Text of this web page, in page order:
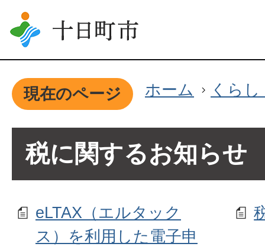
現在のページ ホーム くら
税に関するお知らせ
eLTAX（エルタック
ス）を利用した電子申